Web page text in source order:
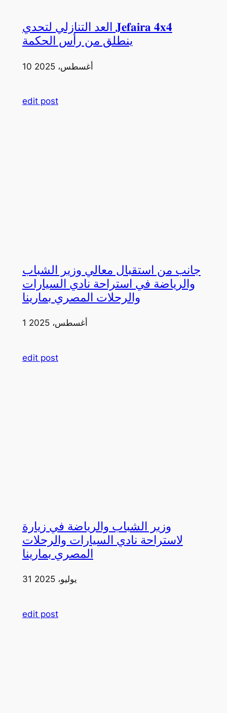
العد التنازلي لتحدي 𝐉𝐞𝐟𝐚𝐢𝐫𝐚 𝟒𝐱𝟒
ينطلق من رأس الحكمة
10 أغسطس، 2025
edit post
جانب من استقبال معالي وزير الشباب
والرياضة في استراحة نادي السيارات
والرحلات المصري بمارينا
1 أغسطس، 2025
edit post
وزير الشباب والرياضة في زيارة
لاستراحة نادي السيارات والرحلات
المصري بمارينا
31 يوليو، 2025
edit post